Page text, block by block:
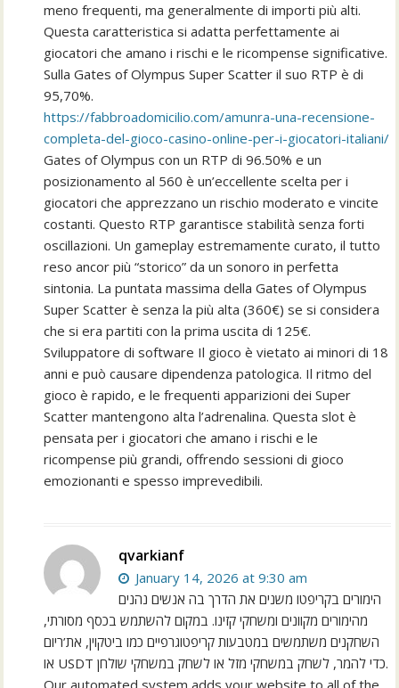
meno frequenti, ma generalmente di importi più alti.
Questa caratteristica si adatta perfettamente ai
giocatori che amano i rischi e le ricompense significative.
Sulla Gates of Olympus Super Scatter il suo RTP è di
95,70%.
https://fabbroadomicilio.com/amunra-una-recensione-
completa-del-gioco-casino-online-per-i-giocatori-italiani/
Gates of Olympus con un RTP di 96.50% e un
posizionamento al 560 è un’eccellente scelta per i
giocatori che apprezzano un rischio moderato e vincite
costanti. Questo RTP garantisce stabilità senza forti
oscillazioni. Un gameplay estremamente curato, il tutto
reso ancor più “storico” da un sonoro in perfetta
sintonia. La puntata massima della Gates of Olympus
Super Scatter è senza la più alta (360€) se si considera
che si era partiti con la prima uscita di 125€.
Sviluppatore di software Il gioco è vietato ai minori di 18
anni e può causare dipendenza patologica. Il ritmo del
gioco è rapido, e le frequenti apparizioni dei Super
Scatter mantengono alta l’adrenalina. Questa slot è
pensata per i giocatori che amano i rischi e le
ricompense più grandi, offrendo sessioni di gioco
emozionanti e spesso imprevedibili.
qvarkianf
January 14, 2026 at 9:30 am
הימורים בקריפטו משנים את הדרך בה אנשים נהנים
מהימורים מקוונים ומשחקי קזינו. במקום להשתמש בכסף מסורתי,
השחקנים משתמשים במטבעות קריפטוגרפיים כמו ביטקוין, את’ריום
או USDT כדי להמר, לשחק במשחקי מזל או לשחק במשחקי שולחן.